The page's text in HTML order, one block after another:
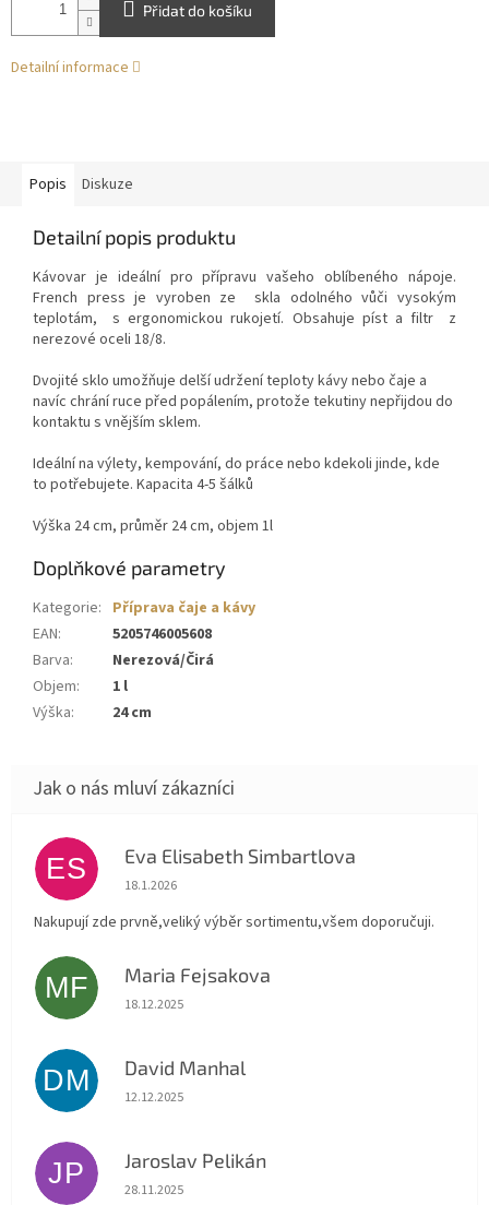
Přidat do košíku
Detailní informace
Popis Diskuze
Detailní popis produktu
Kávovar je ideální pro přípravu vašeho oblíbeného nápoje.
French press je vyroben zeskla odolného vůči vysokým
teplotám,
s ergonomickou rukojetí. Obsahuje píst a filtr z
nerezové oceli 18/8.
Dvojité sklo umožňuje delší udržení teploty kávy nebo čaje a
navíc chrání ruce před popálením, protože tekutiny nepřijdou do
kontaktu s vnějším sklem.
Ideální na výlety, kempování, do práce nebo kdekoli jinde, kde
to potřebujete. Kapacita 4-5 šálků
Výška 24 cm, průměr 24 cm, objem 1l
Doplňkové parametry
Kategorie: Příprava čaje a kávy
EAN:
5205746005608
Barva:
Nerezová/Čirá
Objem:
1 l
Výška: 24 cm
ES Eva Elisabeth Simbartlova
Hodnocení obchodu je 5 z 5 hvězdiček.
18.1.2026
Nakupují zde prvně,veliký výběr sortimentu,všem doporučuji.
MF Maria Fejsakova
Hodnocení obchodu je 5 z 5 hvězdiček.
18.12.2025
DM David Manhal
Hodnocení obchodu je 5 z 5 hvězdiček.
12.12.2025
JP Jaroslav Pelikán
Hodnocení obchodu je 5 z 5 hvězdiček.
28.11.2025